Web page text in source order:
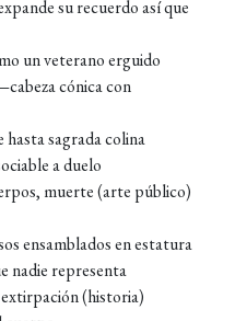
su recuerdo así que
un veterano erguido
cónica con
hasta sagrada colina
a duelo
muerte (arte público)
ensamblados en estatura
nadie representa
(historia)